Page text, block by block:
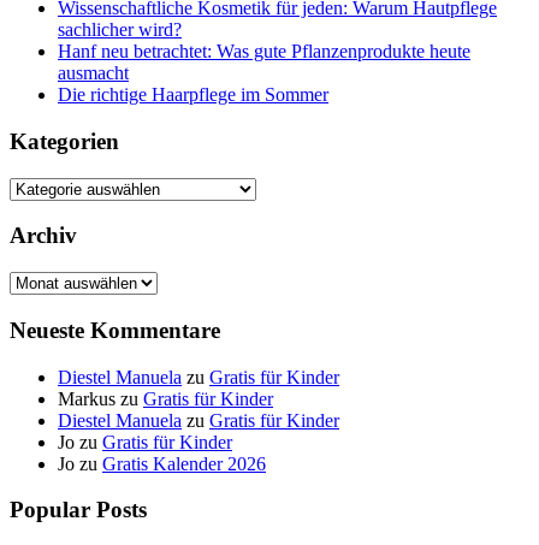
Wissenschaftliche Kosmetik für jeden: Warum Hautpflege
sachlicher wird?
Hanf neu betrachtet: Was gute Pflanzenprodukte heute
ausmacht
Die richtige Haarpflege im Sommer
Kategorien
Kategorien
Archiv
Archiv
Neueste Kommentare
Diestel Manuela zu Gratis für Kinder
Markus zu Gratis für Kinder
Diestel Manuela zu Gratis für Kinder
Jo zu Gratis für Kinder
Jo zu Gratis Kalender 2026
Popular Posts